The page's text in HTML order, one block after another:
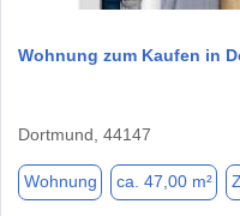
Wohnung zum Kaufen in
Dortmund, 44147
Wohnung ca. 47,00 m²